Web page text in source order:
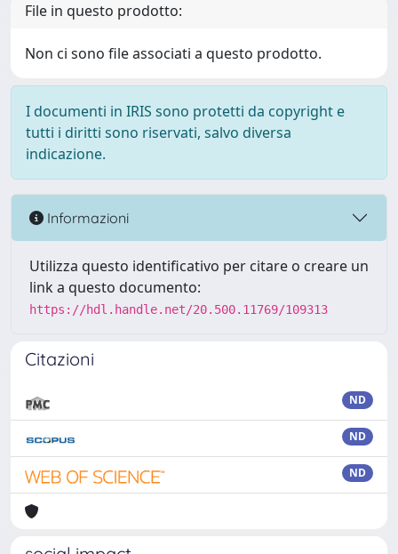
File in questo prodotto:
Non ci sono file associati a questo prodotto.
I documenti in IRIS sono protetti da copyright e
tutti i diritti sono riservati, salvo diversa
indicazione.
Informazioni
Utilizza questo identificativo per citare o creare un
link a questo documento:
https://hdl.handle.net/20.500.11769/109313
Citazioni
ND
ND
ND